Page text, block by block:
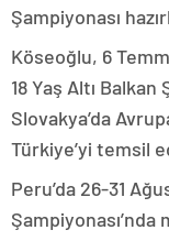
Şampiyonası
Köseoğlu, 6
18 Yaş Altı Balkan
Slovakya’da
Türkiye’yi temsil
Peru’da 26-31
Şampiyonası’nda